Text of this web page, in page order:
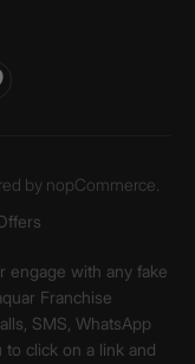
by nopCommerce.
engage with any fake
Franchise
SMS, WhatsApp
click on a link and